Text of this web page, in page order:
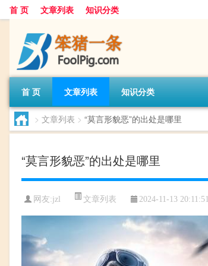
首 页 文章列表 知识分类
首 页 文章列表 知识分类
> 文章列表 > “莫言形貌恶”的出处是哪里
“莫言形貌恶”的出处是哪里
网友:jzl 文章列表 2024-11-13 20:11:51